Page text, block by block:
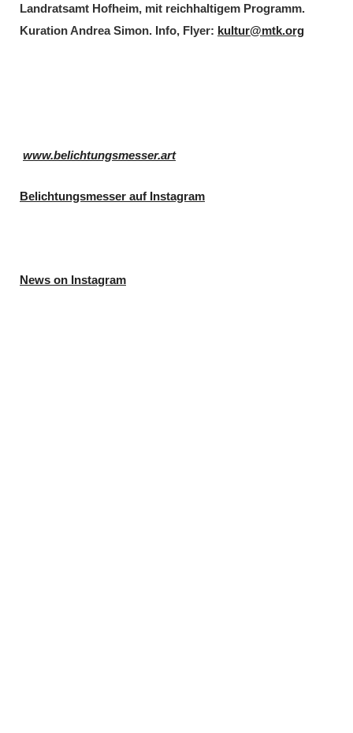
Landratsamt Hofheim, mit reichhaltigem Programm.
Kuration Andrea Simon. Info, Flyer: kultur@mtk.org
www.belichtungsmesser.art
Belichtungsmesser auf Instagram
News on Instagram